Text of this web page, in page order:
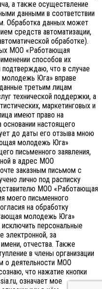
а также осуществление
данными в соответствии
Обработка данных может
средств автоматизации,
обработке).
МОО «Работающая
способов их
что в случае
Юга» вправе
третьим лицам
технической поддержки, а
маркетинговых и
имеют право на
настоящего
до даты его отзыва мною
молодежь Юга»
письменного заявления,
в адрес МОО
заказным письмом с
лично под расписку
МОО «Работающая
моего письменного
на обработку
молодежь Юга»
исключить персональные
электронной, за
отчества. Также
в члены организации
о деятельности МОО
что нажатие кнопки
означает мое